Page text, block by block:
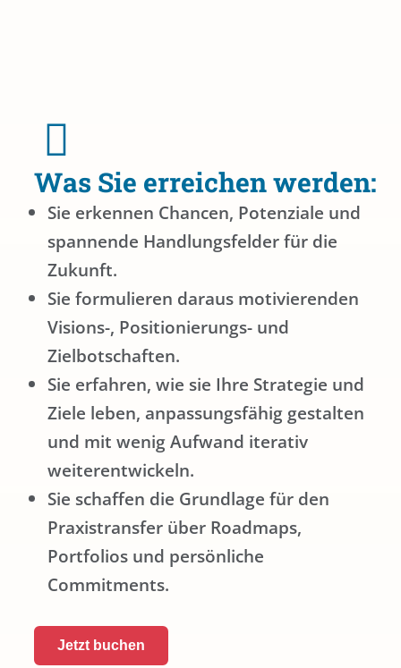
Was Sie erreichen werden:
Sie erkennen Chancen, Potenziale und
spannende Handlungsfelder für die
Zukunft.
Sie formulieren daraus motivierenden
Visions-, Positionierungs- und
Zielbotschaften.
Sie erfahren, wie sie Ihre Strategie und
Ziele leben, anpassungsfähig gestalten
und mit wenig Aufwand iterativ
weiterentwickeln.
Sie schaffen die Grundlage für den
Praxistransfer über Roadmaps,
Portfolios und persönliche
Commitments.
Jetzt buchen